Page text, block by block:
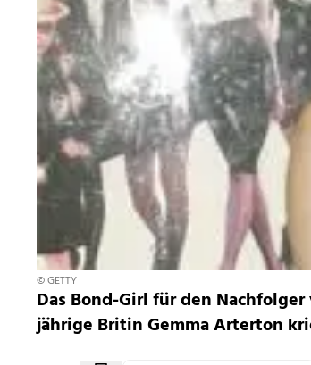
© GETTY
Das Bond-Girl für den
jährige Britin Gemma Arterton